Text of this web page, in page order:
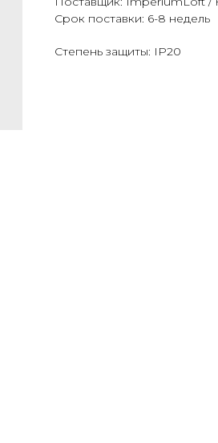
Срок поставки: 6-8 недель
Степень защиты: IP20